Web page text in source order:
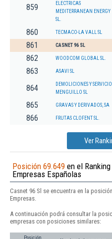
859
ELECTRICAS
MEDITERRANEAN ENERGY
SL.
860 TECMACO-LA VALL SL
861 CASNET 96 SL
862 WOODCOM GLOBAL SL.
863 ASAVI SL
864
DEMOLICIONES Y
MENGUILLO SL
865 GRAVAS Y DERIVADOS, SA
866 FRUTAS CLOFENT SL.
Ver
Posición 69.649 en el
Empresas Españolas
Casnet 96 Sl se encuentra en la
Empresas.
A continuación podrá consultar la
empresas con posiciones similares:
Posición